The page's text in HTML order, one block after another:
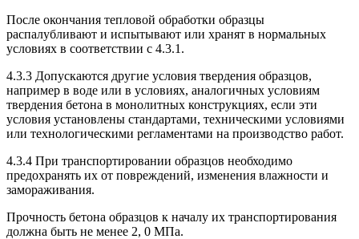
После окончания тепловой обработки образцы
распалубливают и испытывают или хранят в нормальных
условиях в соответствии с 4.3.1.
4.3.3 Допускаются другие условия твердения образцов,
например в воде или в условиях, аналогичных условиям
твердения бетона в монолитных конструкциях, если эти
условия установлены стандартами, техническими условиями
или технологическими регламентами на производство работ.
4.3.4 При транспортировании образцов необходимо
предохранять их от повреждений, изменения влажности и
замораживания.
Прочность бетона образцов к началу их транспортирования
должна быть не менее 2, 0 МПа.